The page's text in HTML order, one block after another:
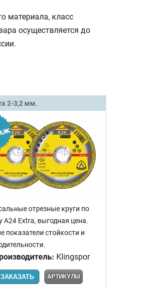
материала, класс
осуществляется до
2-3,2 мм.
отрезные круги по
A24 Extra, выгодная цена.
показатели стойкости и
Klingspor
ЗАКАЗАТЬ АРТИКУЛЫ